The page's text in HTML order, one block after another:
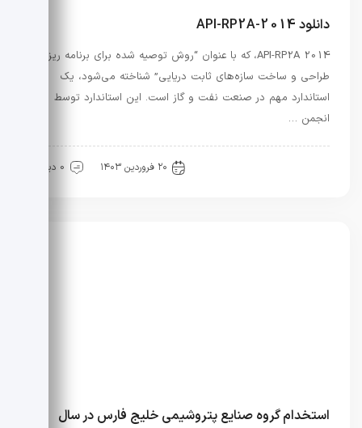
دانلود API-RP2A-2014
API-RP2A 2014، که با عنوان “روش توصیه شده برای برنامه ریزی،
طراحی و ساخت سازه‌های ثابت دریایی” شناخته می‌شود، یک
استاندارد مهم در صنعت نفت و گاز است. این استاندارد توسط
انجمن …
۲۰ فروردین ۱۴۰۳ 0 دیدگاه
استخدام گروه صنایع پتروشیمی خلیج فارس در سال